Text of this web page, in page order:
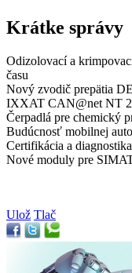
Krátke správy
Odizolovací a
času
Nový zvodič prepätia
IXXAT CAN@net NT
Čerpadlá pre chemický
Budúcnosť mobilnej
Certifikácia a
Nové moduly pre
Ulož Tlač